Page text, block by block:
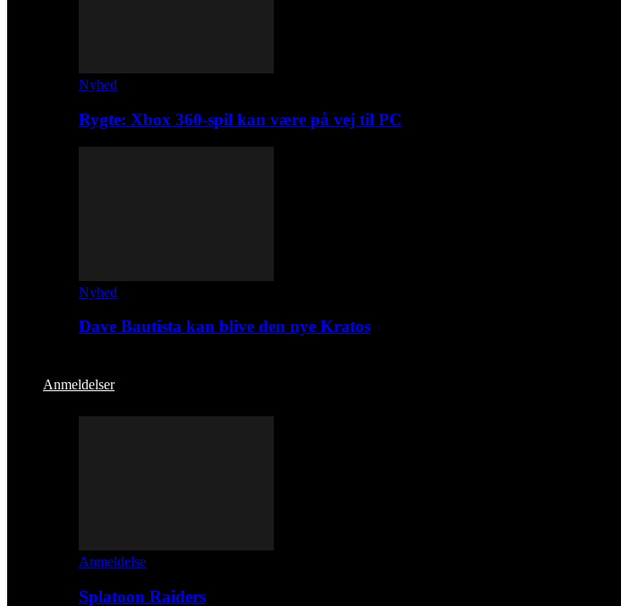
Nyhed
Rygte: Xbox 360-spil kan være på vej til PC
Nyhed
Dave Bautista kan blive den nye Kratos
Anmeldelser
Anmeldelse
Splatoon Raiders